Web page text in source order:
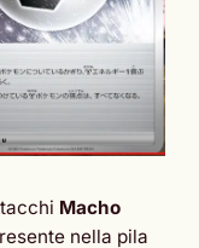
Macho
nella pila